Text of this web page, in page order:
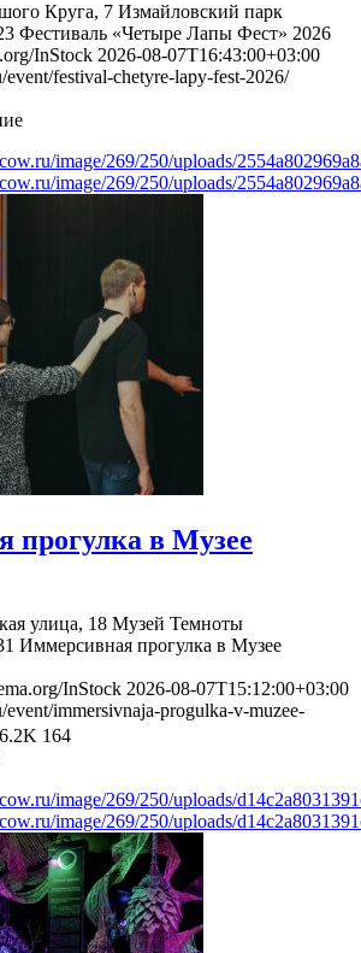
Круга, 7 Измайловский парк
Фестиваль «Четыре Лапы Фест» 2026
InStock 2026-08-07T16:43:00+03:00
event/festival-chetyre-lapy-fest-2026/
image/269/250/uploads/
image/269/250/uploads/
прогулка в Музее
улица, 18 Музей Темноты
Иммерсивная прогулка в Музее
InStock 2026-08-07T15:12:00+03:00
event/immersivnaja-progulka-v-muzee-
164
image/269/250/uploads/
image/269/250/uploads/